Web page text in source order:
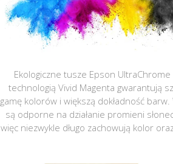
Ekologiczne tusze Epson UltraChrome
technologią Vivid Magenta gwarantują
gamę kolorów i większą dokładność barw.
są odporne na działanie promieni
więc niezwykle długo zachowują kolor